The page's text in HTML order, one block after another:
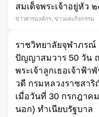
สมเด็จพระเจ้าอยู่หัว
ข่าวสารองค์กร ข่าวและกิจกรรม
ราชวิทยาลัยจุฬาภรณ์
ปัญญาสมวาร 50 วัน
พระเจ้าลูกเธอเจ้าฟ้า
วดี กรมหลวงราชสา
เมื่อวันที่ 30 กรกฎาค
นอก) ทำเนียบรัฐบาล